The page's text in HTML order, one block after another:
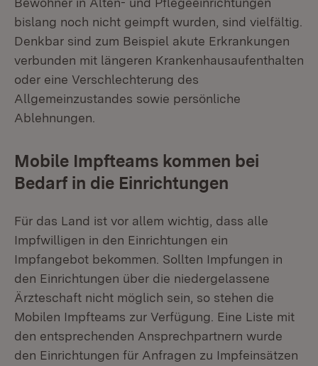
bislang noch nicht geimpft wurden, sind vielfältig.
Denkbar sind zum Beispiel akute Erkrankungen
verbunden mit längeren Krankenhausaufenthalten
oder eine Verschlechterung des
Allgemeinzustandes sowie persönliche
Ablehnungen.
Mobile Impfteams kommen bei
Bedarf in die Einrichtungen
Für das Land ist vor allem wichtig, dass alle
Impfwilligen in den Einrichtungen ein
Impfangebot bekommen. Sollten Impfungen in
den Einrichtungen über die niedergelassene
Ärzteschaft nicht möglich sein, so stehen die
Mobilen Impfteams zur Verfügung. Eine Liste mit
den entsprechenden Ansprechpartnern wurde
den Einrichtungen für Anfragen zu Impfeinsätzen